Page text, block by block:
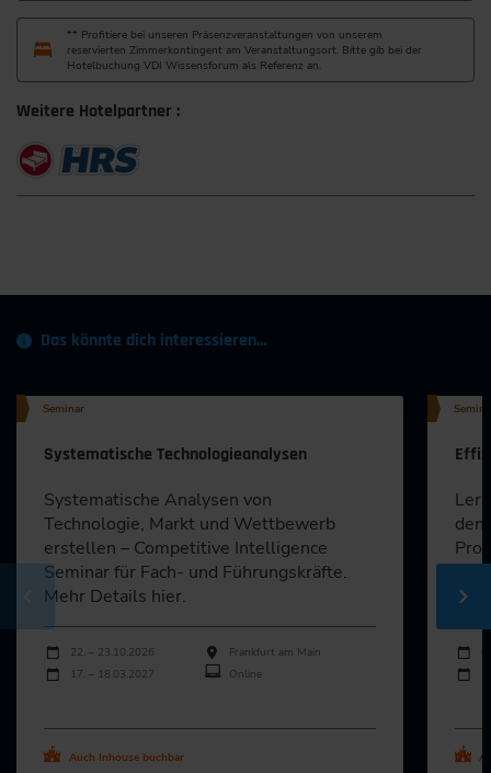
** Profitiere bei unseren Präsenzveranstaltungen von unserem
reservierten Zimmerkontingent am Veranstaltungsort. Bitte gib bei der
Hotelbuchung VDI Wissensforum als Referenz an.
Weitere Hotelpartner :
Das könnte dich interessieren…
Seminar
Systematische Technologieanalysen
Systematische Analysen von
Technologie, Markt und Wettbewerb
erstellen – Competitive Intelligence
Seminar für Fach- und Führungskräfte.
Mehr Details hier.
Durchführungen
Veranstaltungsdatum Veranstaltungsort
22. – 23.10.2026
Frankfurt am Main
17. – 18.03.2027
Online
Auch Inhouse buchbar
den